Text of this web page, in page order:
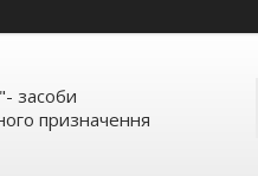
засоби
призначення